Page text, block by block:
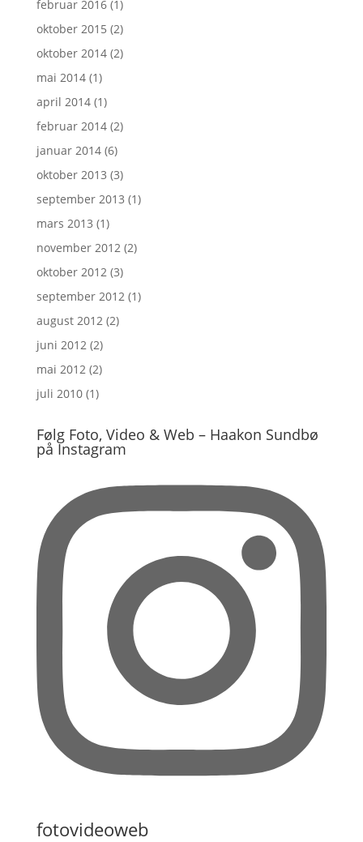
februar 2016(1)
oktober 2015 (2)
oktober 2014(2)
mai 2014(1)
april 2014(1)
februar 2014(2)
januar 2014(6)
oktober 2013 (3)
september 2013 (1)
mars 2013 (1)
november 2012(2)
oktober 2012(3)
september 2012(1)
august 2012(2)
juni 2012(2)
mai 2012(2)
juli 2010(1)
Følg Foto, Video & Web – Haakon Sundbø
på Instagram
fotovideoweb